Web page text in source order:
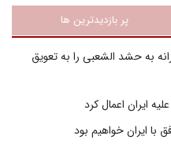
پر بازدیدترین ها
به حشد الشعبی را به تعویق
ایران اعمال کرد
ایران خواهیم بود